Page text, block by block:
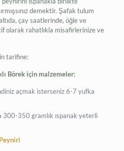
demektir. Şafak tulum
çay saatlerinde, öğle ve
olarak rahatlıkla misafirlerinize ve
tarifine:
Börek için malzemeler:
açmak isterseniz 6-7 yufka
300-350 gramlık ıspanak yeterli